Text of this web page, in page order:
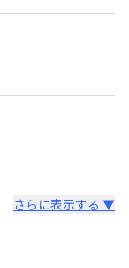
さらに表示する ▼